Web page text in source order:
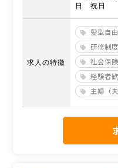
日 祝日
求人の特徴
髪型自由
研修制
社会保
経験者
主婦（